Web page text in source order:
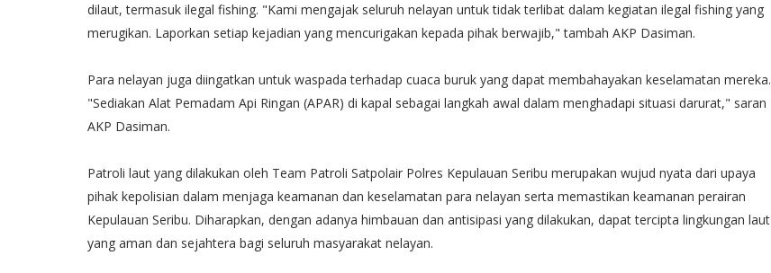
dilaut, termasuk ilegal fishing. "Kami mengajak seluruh nelayan untuk tidak terlibat dalam kegiatan ilegal fishing yang
merugikan. Laporkan setiap kejadian yang mencurigakan kepada pihak berwajib," tambah AKP Dasiman.
Para nelayan juga diingatkan untuk waspada terhadap cuaca buruk yang dapat membahayakan keselamatan mereka.
"Sediakan Alat Pemadam Api Ringan (APAR) di kapal sebagai langkah awal dalam menghadapi situasi darurat," saran
AKP Dasiman.
Patroli laut yang dilakukan oleh Team Patroli Satpolair Polres Kepulauan Seribu merupakan wujud nyata dari upaya
pihak kepolisian dalam menjaga keamanan dan keselamatan para nelayan serta memastikan keamanan perairan
Kepulauan Seribu. Diharapkan, dengan adanya himbauan dan antisipasi yang dilakukan, dapat tercipta lingkungan laut
yang aman dan sejahtera bagi seluruh masyarakat nelayan.